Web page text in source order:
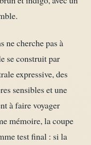
ne cherche pas à
se construit par
expressive, des
sensibles et une
à faire voyager
mémoire, la coupe
test final : si la